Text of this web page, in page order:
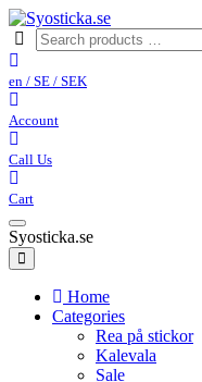
en / SE / SEK
Account
Call Us
Cart
Syosticka.se
Home
Categories
Rea på stickor
Kalevala
Sale